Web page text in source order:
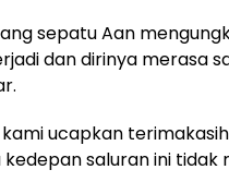
sepatu Aan
dan dirinya merasa
kami ucapkan
saluran ini tidak